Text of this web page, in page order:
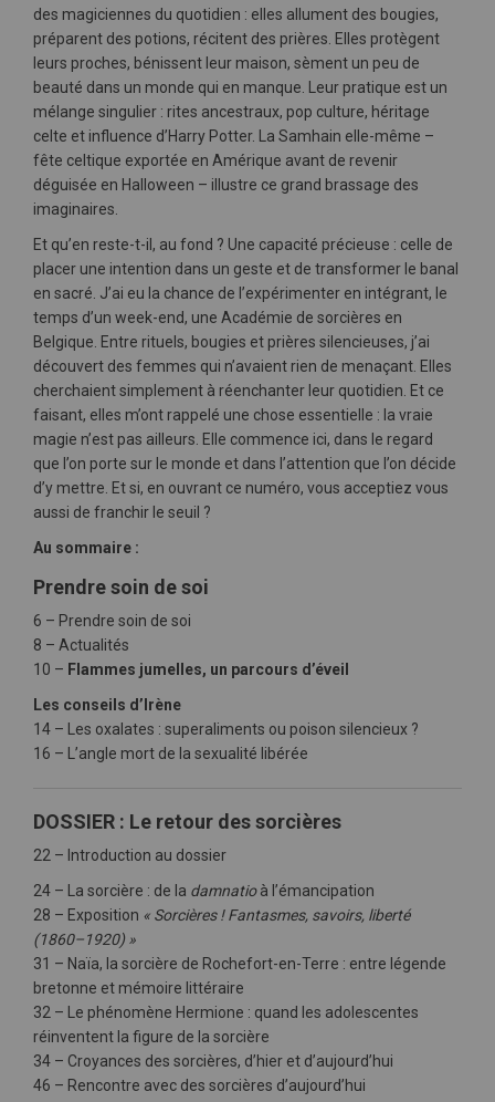
des magiciennes du quotidien : elles allument des bougies,
préparent des potions, récitent des prières. Elles protègent
leurs proches, bénissent leur maison, sèment un peu de
beauté dans un monde qui en manque. Leur pratique est un
mélange singulier : rites ancestraux, pop culture, héritage
celte et influence d’Harry Potter. La Samhain elle-même –
fête celtique exportée en Amérique avant de revenir
déguisée en Halloween – illustre ce grand brassage des
imaginaires.
Et qu’en reste-t-il, au fond ? Une capacité précieuse : celle de
placer une intention dans un geste et de transformer le banal
en sacré. J’ai eu la chance de l’expérimenter en intégrant, le
temps d’un week-end, une Académie de sorcières en
Belgique. Entre rituels, bougies et prières silencieuses, j’ai
découvert des femmes qui n’avaient rien de menaçant. Elles
cherchaient simplement à réenchanter leur quotidien. Et ce
faisant, elles m’ont rappelé une chose essentielle : la vraie
magie n’est pas ailleurs. Elle commence ici, dans le regard
que l’on porte sur le monde et dans l’attention que l’on décide
d’y mettre. Et si, en ouvrant ce numéro, vous acceptiez vous
aussi de franchir le seuil ?
Au sommaire :
Prendre soin de soi
6 – Prendre soin de soi
8 – Actualités
10 – Flammes jumelles, un parcours d’éveil
Les conseils d’Irène
14 – Les oxalates : superaliments ou poison silencieux ?
16 – L’angle mort de la sexualité libérée
DOSSIER : Le retour des sorcières
22 – Introduction au dossier
24 – La sorcière : de la damnatioà l’émancipation
28 – Exposition « Sorcières ! Fantasmes, savoirs, liberté
(1860–1920) »
31 – Naïa, la sorcière de Rochefort-en-Terre : entre légende
bretonne et mémoire littéraire
32 – Le phénomène Hermione : quand les adolescentes
réinventent la figure de la sorcière
34 – Croyances des sorcières, d’hier et d’aujourd’hui
46 – Rencontre avec des sorcières d’aujourd’hui